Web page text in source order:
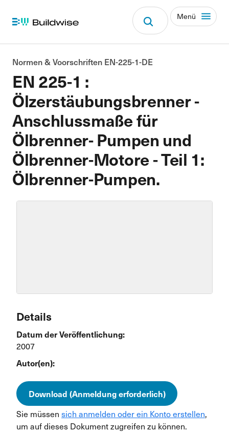
Menü
EN 225-1 :
Ölzerstäubungsbrenner -
Anschlussmaße für
Ölbrenner- Pumpen und
Ölbrenner-Motore - Teil 1:
Ölbrenner-Pumpen.
Normen & Voorschriften EN-225-1-DE
Details
Datum der Veröffentlichung:
2007
Autor(en):
Download (Anmeldung erforderlich)
Sie müssen sich anmelden oder ein Konto erstellen,
um auf dieses Dokument zugreifen zu können.